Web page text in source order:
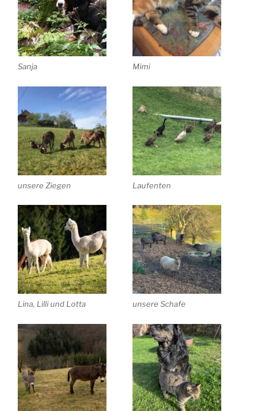
Sanja Mimi
unsere Ziegen Laufenten
Lina, Lilli und Lotta unsere Schafe